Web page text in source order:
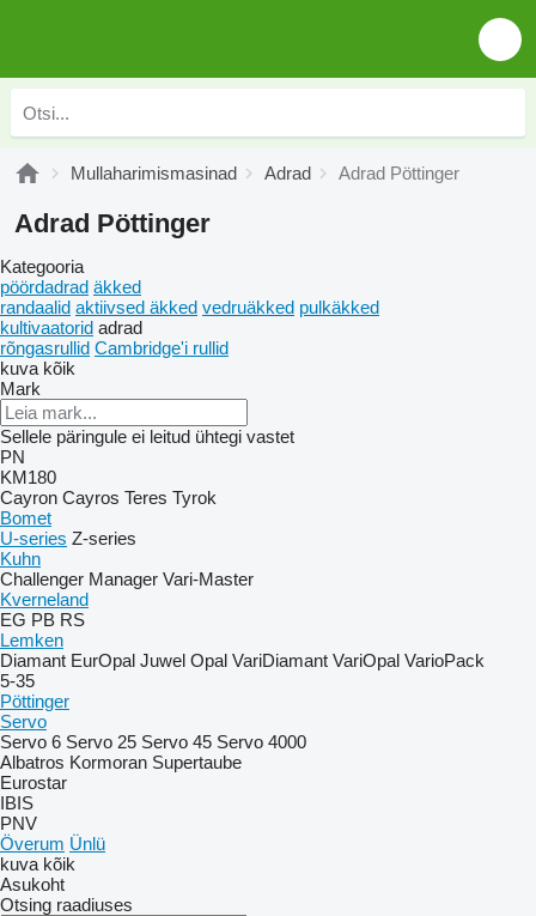
Mullaharimismasinad Adrad Adrad Pöttinger
Adrad Pöttinger
Kategooria
pöördadrad äkked
randaalid aktiivsed äkked vedruäkked pulkäkked
kultivaatorid adrad
rõngasrullid Cambridge'i rullid
kuva kõik
Mark
Sellele päringule ei leitud ühtegi vastet
PN
KM180
Cayron Cayros Teres Tyrok
Bomet
U-series Z-series
Kuhn
Challenger Manager Vari-Master
Kverneland
EG PB RS
Lemken
Diamant EurOpal Juwel Opal VariDiamant VariOpal VarioPack
5-35
Pöttinger
Servo
Servo 6 Servo 25 Servo 45 Servo 4000
Albatros Kormoran Supertaube
Eurostar
IBIS
PNV
Överum Ünlü
kuva kõik
Asukoht
Otsing raadiuses